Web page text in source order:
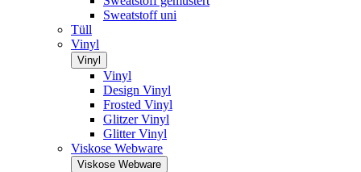
Sweatstoff uni
Tüll
Vinyl
Vinyl
Vinyl
Design Vinyl
Frosted Vinyl
Glitzer Vinyl
Glitter Vinyl
Viskose Webware
Viskose Webware